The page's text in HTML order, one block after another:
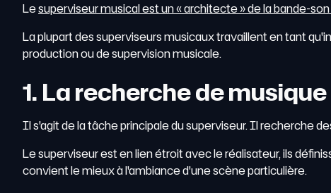
Lesuperviseur musical est un « architecte » de la bande-son
La plupart des superviseurs musicaux travaillent en tant
production ou de supervision musicale.
1. La recherche de musique
Il s'agit de la tâche principale du superviseur. Il recherche
Le superviseur est en lien étroit avec le réalisateur, ils
convient le mieux à l'ambiance d'une scène particulière.